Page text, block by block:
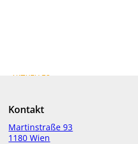
AKTUELLES
Kontakt
Martinstraße 93
1180 Wien